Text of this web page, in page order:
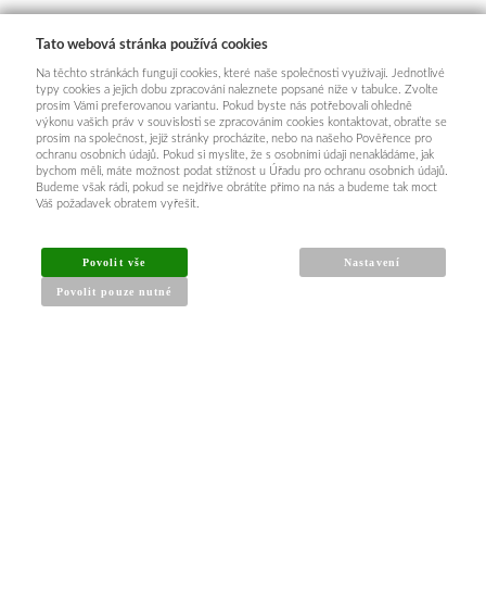
INFORMACE PRO KUPUJÍCÍ
Obchodní podmínky
Tato webová stránka používá cookies
Na těchto stránkách fungují cookies, které naše společnosti využívají. Jednotlivé
typy cookies a jejich dobu zpracování naleznete popsané níže v tabulce. Zvolte
prosím Vámi preferovanou variantu. Pokud byste nás potřebovali ohledně
výkonu vašich práv v souvislosti se zpracováním cookies kontaktovat, obraťte se
prosím na společnost, jejíž stránky procházíte, nebo na našeho Pověřence pro
ochranu osobních údajů. Pokud si myslíte, že s osobními údaji nenakládáme, jak
bychom měli, máte možnost podat stížnost u Úřadu pro ochranu osobních údajů.
Budeme však rádi, pokud se nejdříve obrátíte přímo na nás a budeme tak moct
Váš požadavek obratem vyřešit.
Povolit vše
Povolit pouze nutné
Nastavení